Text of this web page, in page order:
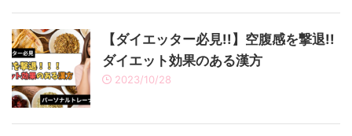
【ダイエッター必見!!】空腹感を撃退!!
ダイエット効果のある漢方
2023/10/28